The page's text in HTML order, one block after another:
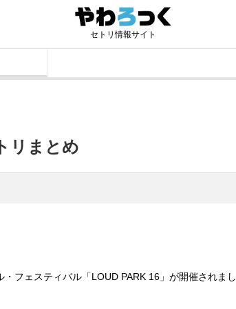
セトリ情報サイト
リまとめ
フェスティバル「LOUD PARK 16」が開催されまし